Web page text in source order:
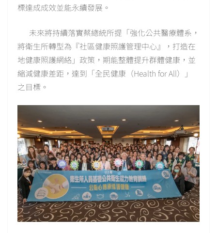
標達成成效並能永續發展。
未來將持續落實蔡總統所提「強化公共醫療體系，
將衛生所轉型為『社區健康照護管理中心』，打造在
地健康照護網絡」政策，期能整體提升群體健康，並
縮減健康差距，達到「全民健康（Health for All）」
之目標。